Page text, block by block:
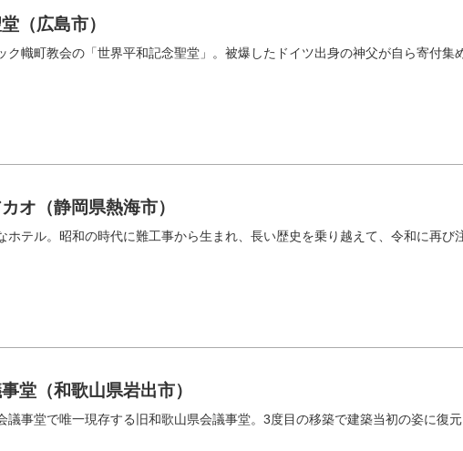
（広島市）
ク幟町教会の「世界平和記念聖堂」。被爆したドイツ出身の神父が自ら寄付集
オ（静岡県熱海市）
ホテル。昭和の時代に難工事から生まれ、長い歴史を乗り越えて、令和に再び
堂（和歌山県岩出市）
議事堂で唯一現存する旧和歌山県会議事堂。3度目の移築で建築当初の姿に復